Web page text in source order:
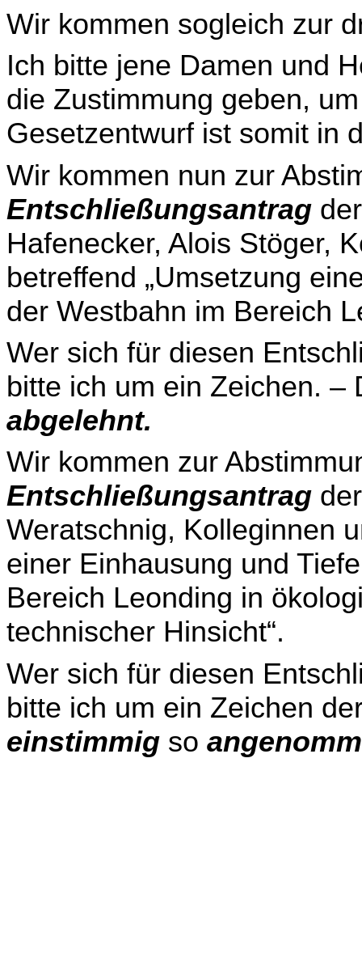
Wir kommen sogleich zur
Ich bitte jene Damen und
die Zustimmung geben,
Gesetzentwurf ist somit in
Wir kommen nun zur
Entschließungsantrag
Hafenecker, Alois Stöger,
betreffend „Umsetzung
der Westbahn im Bereich
Wer sich für diesen
bitte ich um ein Zeichen. –
abgelehnt.
Wir kommen zur
Entschließungsantrag
Weratschnig, Kolleginnen
einer Einhau­sung und
Bereich Leonding in
technischer Hinsicht“.
Wer sich für diesen
bitte ich um ein Zeichen
einstimmig so